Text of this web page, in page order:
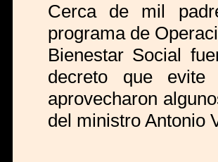
Cerca de mil
programa de
Bienestar Social
decreto que evite
aprovecharon
del ministro Antonio